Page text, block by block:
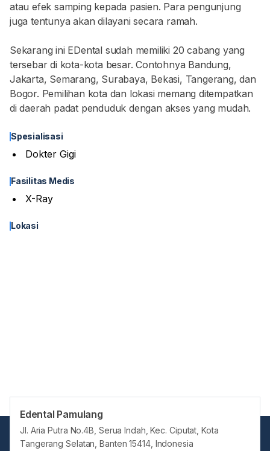
atau efek samping kepada pasien. Para pengunjung
juga tentunya akan dilayani secara ramah.
Sekarang ini EDental sudah memiliki 20 cabang yang
tersebar di kota-kota besar. Contohnya Bandung,
Jakarta, Semarang, Surabaya, Bekasi, Tangerang, dan
Bogor. Pemilihan kota dan lokasi memang ditempatkan
di daerah padat penduduk dengan akses yang mudah.
Spesialisasi
Dokter Gigi
Fasilitas Medis
X-Ray
Lokasi
Edental Pamulang
Jl. Aria Putra No.4B, Serua Indah, Kec. Ciputat, Kota
Tangerang Selatan, Banten 15414, Indonesia